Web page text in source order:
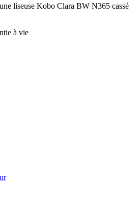
liseuse Kobo Clara BW N365 cassé
à vie